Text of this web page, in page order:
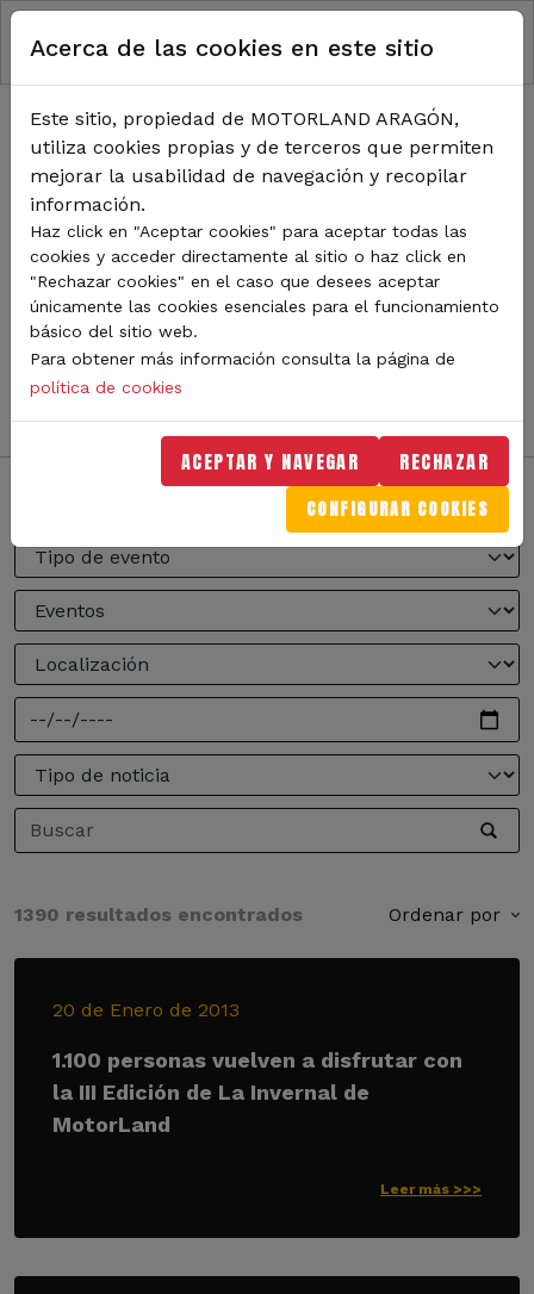
Pasar al contenido principal
RUTA DE NAVEGACIÓN
Inicio Noticias
TODA LA ACTUALIDAD DE
MOTORLAND
Sigue de cerca todas las novedades de MotorLand
Aragón. Aquí encontrarás noticias sobre eventos,
competiciones, pilotos, novedades del circuito y
mucho más. Filtra por categoría o tipo de contenido y
no te pierdas nada del mundo del motor.
1390 resultados encontrados Ordenar por
20 de Enero de 2013
1.100 personas vuelven a disfrutar con
la III Edición de La Invernal de
MotorLand
Leer más >>>
Acerca de las cookies en este sitio
Este sitio, propiedad de MOTORLAND ARAGÓN,
utiliza cookies propias y de terceros que permiten
mejorar la usabilidad de navegación y recopilar
información.
Haz click en "Aceptar cookies" para aceptar todas las
cookies y acceder directamente al sitio o haz click en
"Rechazar cookies" en el caso que desees aceptar
únicamente las cookies esenciales para el funcionamiento
básico del sitio web.
Para obtener más información consulta la página de
política de cookies
ACEPTAR Y NAVEGAR RECHAZAR
CONFIGURAR COOKIES